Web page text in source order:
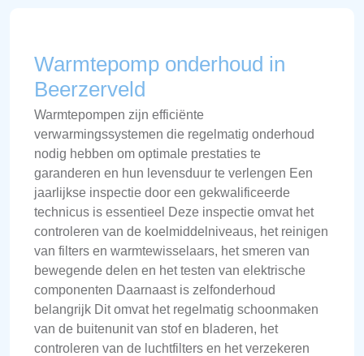
Warmtepomp onderhoud in
Beerzerveld
Warmtepompen zijn efficiënte
verwarmingssystemen die regelmatig onderhoud
nodig hebben om optimale prestaties te
garanderen en hun levensduur te verlengen Een
jaarlijkse inspectie door een gekwalificeerde
technicus is essentieel Deze inspectie omvat het
controleren van de koelmiddelniveaus, het reinigen
van filters en warmtewisselaars, het smeren van
bewegende delen en het testen van elektrische
componenten Daarnaast is zelfonderhoud
belangrijk Dit omvat het regelmatig schoonmaken
van de buitenunit van stof en bladeren, het
controleren van de luchtfilters en het verzekeren